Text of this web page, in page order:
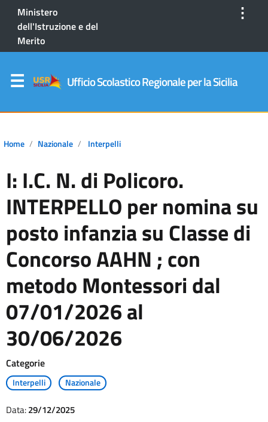
Ministero
dell'Istruzione e del
Merito
⋮
Ufficio Scolastico Regionale per la Sicilia
Home Nazionale Interpelli
I: I.C. N. di Policoro.
INTERPELLO per nomina su
posto infanzia su Classe di
Concorso AAHN ; con
metodo Montessori dal
07/01/2026 al
30/06/2026
Categorie
Interpelli Nazionale
Data:29/12/2025